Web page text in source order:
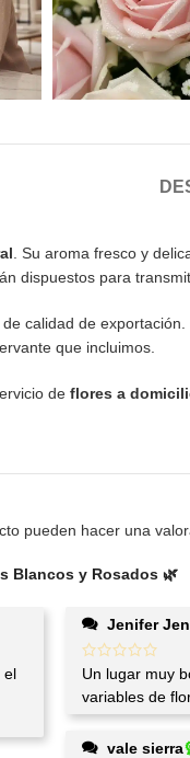
. Su aroma fresco y
dispuestos para
de calidad de exportación.
que incluimos.
de flores a
Blancos y Rosados 🌿
el
Jenifer
Un lugar muy
variables de
vale sierra
pueden hacer una